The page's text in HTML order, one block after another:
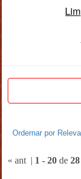
Ordernar por
« ant | 1 - 20de 28